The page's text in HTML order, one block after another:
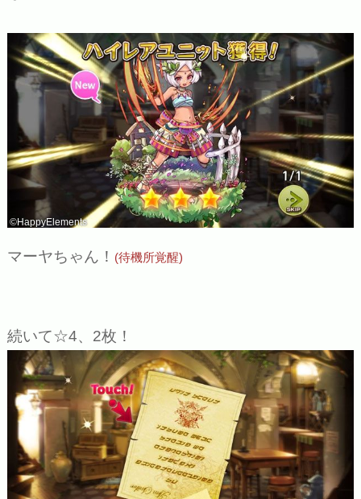
©HappyElements
マーヤちゃん！ (待機所覚醒)
続いて☆4、2枚！